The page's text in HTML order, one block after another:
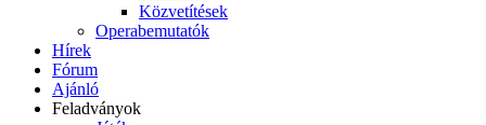
Közvetítések
Operabemutatók
Hírek
Fórum
Ajánló
Feladványok